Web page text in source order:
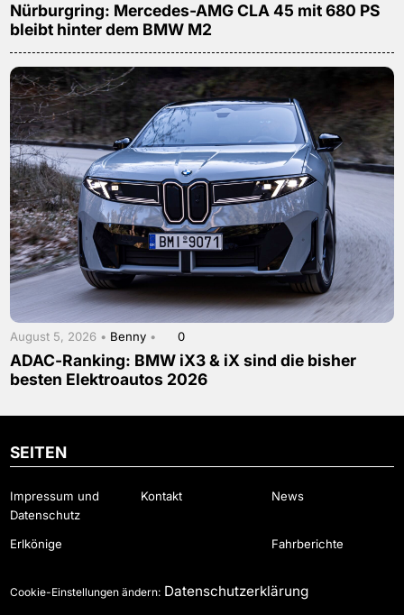
Nürburgring: Mercedes-AMG CLA 45 mit 680 PS
bleibt hinter dem BMW M2
August 5, 2026 • Benny • 0
ADAC-Ranking: BMW iX3 & iX sind die bisher
besten Elektroautos 2026
SEITEN
Impressum und
Datenschutz
Kontakt News
Erlkönige Fahrberichte
Cookie-Einstellungen ändern: Datenschutzerklärung